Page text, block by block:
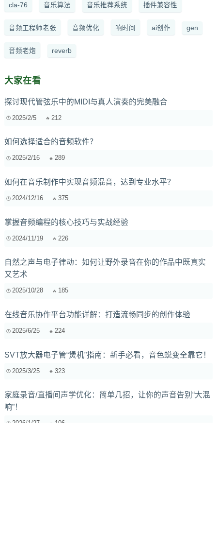
cla-76 音乐算法 音乐推荐系统 插件兼容性
音频工程师老张 音频优化 响时间 ai创作 gen
音频老炮 reverb
大家在看
探讨现代管弦乐中的MIDI与真人演奏的完美融合
2025/2/5 212
如何选择适合的音频软件？
2025/2/16 289
如何在音乐制作中实现音频混音，达到专业水平？
2024/12/16 375
掌握音频编程的核心技巧与实战经验
2024/11/19 226
自然之声与电子律动：如何让野外录音在你的作品中既真实
又艺术
2025/10/28 185
在线音乐协作平台功能详解：打造流畅同步的创作体验
2025/6/25 224
SVT放大器电子管“煲机”指南：新手必看，音色蜕变全靠它！
2025/3/25 323
家庭录音/直播间声学优化：简单几招，让你的声音告别“大混
响”！
2026/1/27 106